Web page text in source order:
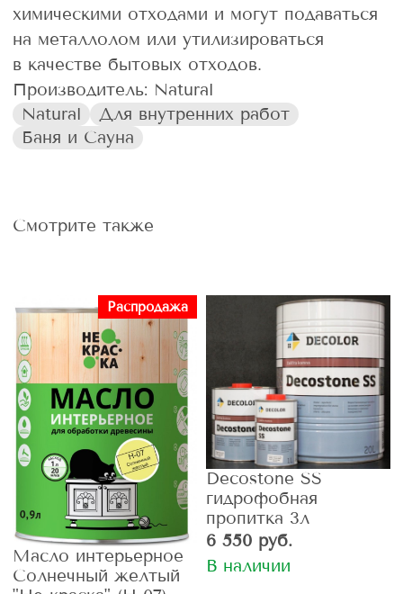
химическими отходами и могут подаваться
на металлолом или утилизироваться
в качестве бытовых отходов.
Производитель: Natural
Natural
Для внутренних работ
Баня и Сауна
Смотрите также
Масло интерьерное
Солнечный желтый
Распродажа
Decostone SS
гидрофобная
пропитка 3л
6 550 руб.
В наличии